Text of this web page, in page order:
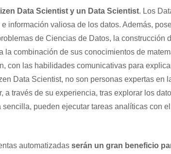
Data Scientist y un Data Scientist. Los
información valiosa de los datos. Además,
de Ciencias de Datos, la construcción
la combinación de sus conocimientos de
con las habilidades comunicativas para
Data Scientist, no son personas expertas en
a través de su experiencia, tras explorar los
pueden ejecutar tareas analíticas con
automatizadas serán un gran beneficio